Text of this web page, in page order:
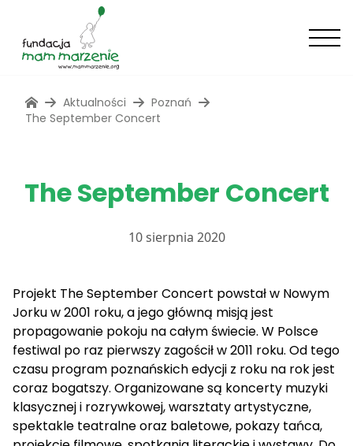
Aktualności
Poznań
The September Concert
The September Concert
10 sierpnia 2020
Projekt The September Concert powstał w Nowym
Jorku w 2001 roku, a jego główną misją jest
propagowanie pokoju na całym świecie. W Polsce
festiwal po raz pierwszy zagościł w 2011 roku. Od tego
czasu program poznańskich edycji z roku na rok jest
coraz bogatszy. Organizowane są koncerty muzyki
klasycznej i rozrywkowej, warsztaty artystyczne,
spektakle teatralne oraz baletowe, pokazy tańca,